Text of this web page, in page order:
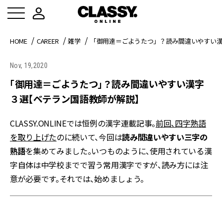
HOME CAREER 雑学 「御用達＝ごようたつ」？読み間違いやす
Nov, 19,2020
「御用達＝ごようたつ」？読み間違いやすい漢字
３選【ベテラン国語教師が解説】
CLASSY.ONLINEでは恒例の漢字連載記事。前回、四字熟語
を取り上げたのに続いて、今回は読み間違いやすい三字の
熟語を集めてみました。いつものように、使用されている漢
字自体は中学校までで習う常用漢字ですが、読み方には注
意が必要です。それでは、始めましょう。